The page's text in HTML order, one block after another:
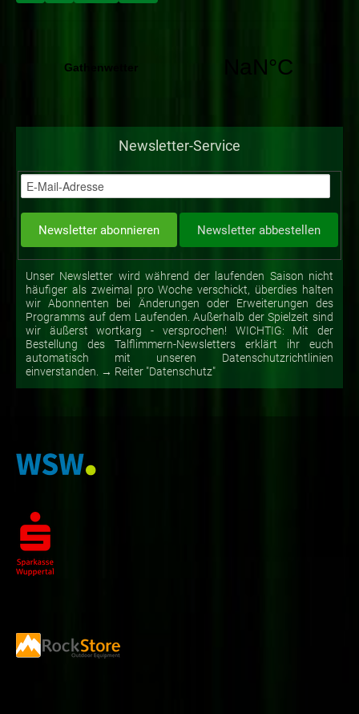
Newsletter-Service
Unser Newsletter wird während der laufenden Saison nicht
häufiger als zweimal pro Woche verschickt, überdies halten
wir Abonnenten bei Änderungen oder Erweiterungen des
Programms auf dem Laufenden. Außerhalb der Spielzeit sind
wir äußerst wortkarg - versprochen! WICHTIG: Mit der
Bestellung des Talflimmern-Newsletters erklärt ihr euch
automatisch mit unseren Datenschutzrichtlinien
einverstanden. → Reiter "Datenschutz"